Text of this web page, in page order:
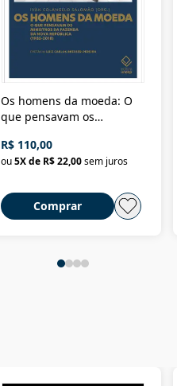
Os homens da moeda: O
que pensavam os
Nova República (1985-
2018)
R$ 110,00
ou5X de R$ 22,00sem juros
Comprar